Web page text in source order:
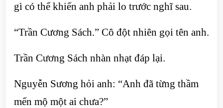
gì có thể khiến anh phải lo trước nghĩ sau.
“Trần Cương Sách.” Cô đột nhiên gọi tên anh.
Trần Cương Sách nhàn nhạt đáp lại.
Nguyễn Sương hỏi anh: “Anh đã từng thầm
mến mộ một ai chưa?”